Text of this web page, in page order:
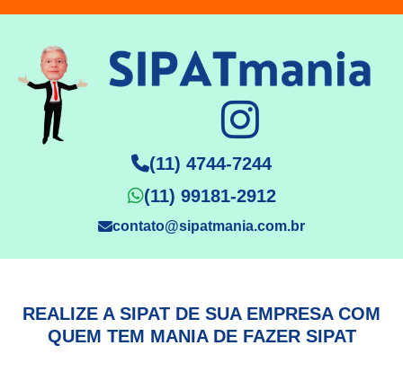
(11) 4744-7244
(11) 99181-2912
contato@sipatmania.com.br
REALIZE A SIPAT DE SUA EMPRESA COM
QUEM TEM MANIA DE FAZER SIPAT